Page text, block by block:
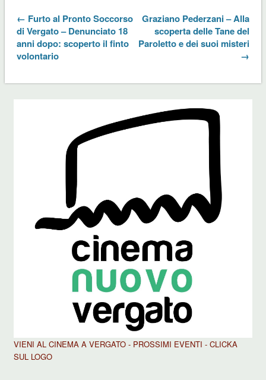
← Furto al Pronto Soccorso
di Vergato – Denunciato 18
anni dopo: scoperto il finto
volontario
Graziano Pederzani – Alla
scoperta delle Tane del
Paroletto e dei suoi misteri
→
VIENI AL CINEMA A VERGATO - PROSSIMI EVENTI - CLICKA
SUL LOGO